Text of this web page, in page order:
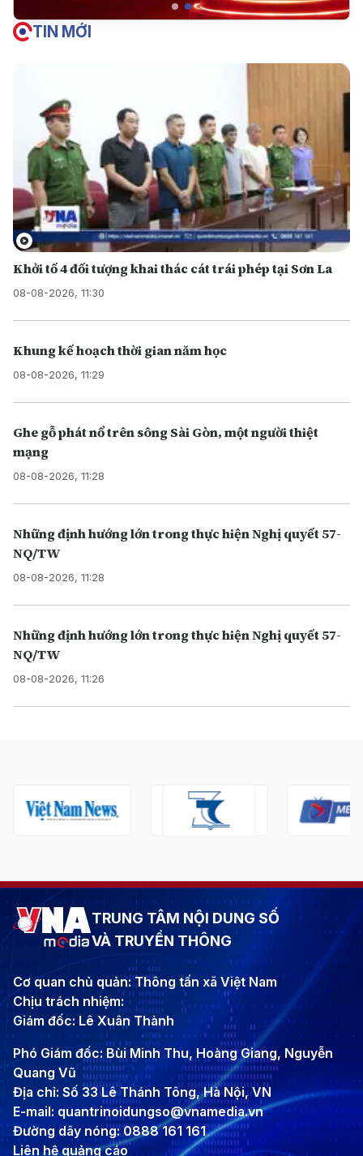
TIN MỚI
Khởi tố 4 đối tượng khai thác cát trái phép tại Sơn La
08-08-2026, 11:30
Khung kế hoạch thời gian năm học
08-08-2026, 11:29
Ghe gỗ phát nổ trên sông Sài Gòn, một người thiệt
mạng
08-08-2026, 11:28
Những định hướng lớn trong thực hiện Nghị quyết 57-
NQ/TW
08-08-2026, 11:28
Những định hướng lớn trong thực hiện Nghị quyết 57-
NQ/TW
08-08-2026, 11:26
TRUNG TÂM NỘI DUNG SỐ
VÀ TRUYỀN THÔNG
Cơ quan chủ quản: Thông tấn xã Việt Nam
Chịu trách nhiệm:
Giám đốc: Lê Xuân Thành
Phó Giám đốc: Bùi Minh Thu, Hoàng Giang, Nguyễn
Quang Vũ
Địa chỉ: Số 33 Lê Thánh Tông, Hà Nội, VN
E-mail: quantrinoidungso@vnamedia.vn
Đường dây nóng: 0888 161 161
Liên hệ quảng cáo